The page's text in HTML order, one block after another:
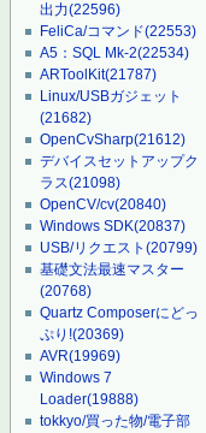
出力(22596)
FeliCa/コマンド(22553)
A5：SQL Mk-2(22534)
ARToolKit(21787)
Linux/USBガジェット
(21682)
OpenCvSharp(21612)
デバイスセットアップク
ラス(21098)
OpenCV/cv(20840)
Windows SDK(20837)
USB/リクエスト(20799)
基礎文法最速マスター
(20768)
Quartz Composerにどっ
ぷり!(20369)
AVR(19969)
Windows 7
Loader(19888)
tokkyo/買った物/電子部